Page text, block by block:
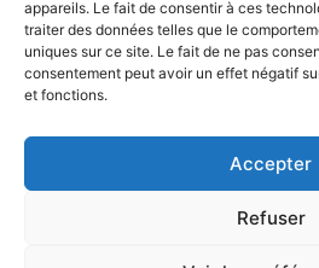
appareils. Le fait de consentir à ces
traiter des données telles que le
uniques sur ce site. Le fait de ne pas
consentement peut avoir un effet négatif
et fonctions.
Accepter
Refuser
Mentions légales
Politique de cookies (UE)